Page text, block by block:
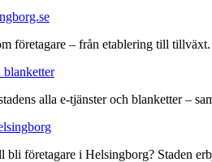
företagare – från etablering till tillväxt.
blanketter
alla e-tjänster och blanketter –
bli företagare i Helsingborg? Staden